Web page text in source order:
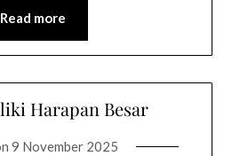
Read more
Harapan Besar
9 November 2025